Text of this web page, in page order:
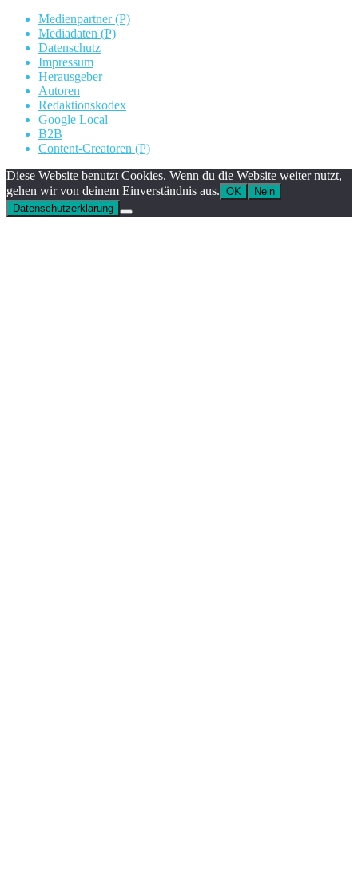
Medienpartner (P)
Mediadaten (P)
Datenschutz
Impressum
Herausgeber
Autoren
Redaktionskodex
Google Local
B2B
Content-Creatoren (P)
Diese Website benutzt Cookies. Wenn du die Website weiter nutzt,
gehen wir von deinem Einverständnis aus. OK
Nein
Datenschutzerklärung